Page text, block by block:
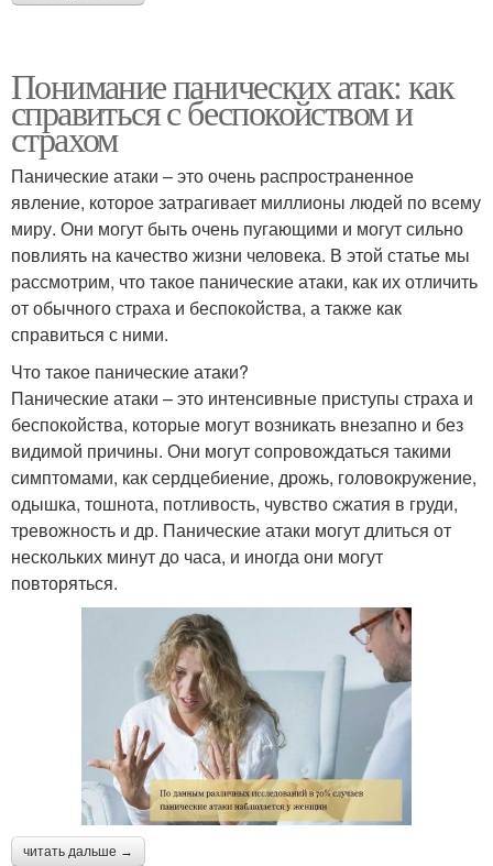
Понимание панических атак: как
справиться с беспокойством и
страхом
Панические атаки – это очень распространенное
явление, которое затрагивает миллионы людей по всему
миру. Они могут быть очень пугающими и могут сильно
повлиять на качество жизни человека. В этой статье мы
рассмотрим, что такое панические атаки, как их отличить
от обычного страха и беспокойства, а также как
справиться с ними.
Что такое панические атаки?
Панические атаки – это интенсивные приступы страха и
беспокойства, которые могут возникать внезапно и без
видимой причины. Они могут сопровождаться такими
симптомами, как сердцебиение, дрожь, головокружение,
одышка, тошнота, потливость, чувство сжатия в груди,
тревожность и др. Панические атаки могут длиться от
нескольких минут до часа, и иногда они могут
повторяться.
читать дальше →